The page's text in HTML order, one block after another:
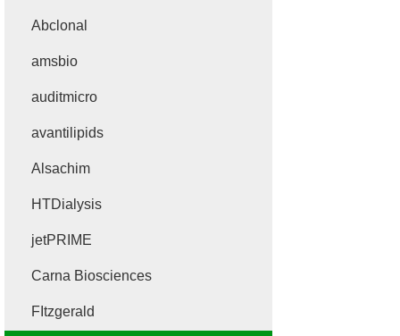
Abclonal
amsbio
auditmicro
avantilipids
Alsachim
HTDialysis
jetPRIME
Carna Biosciences
FItzgerald